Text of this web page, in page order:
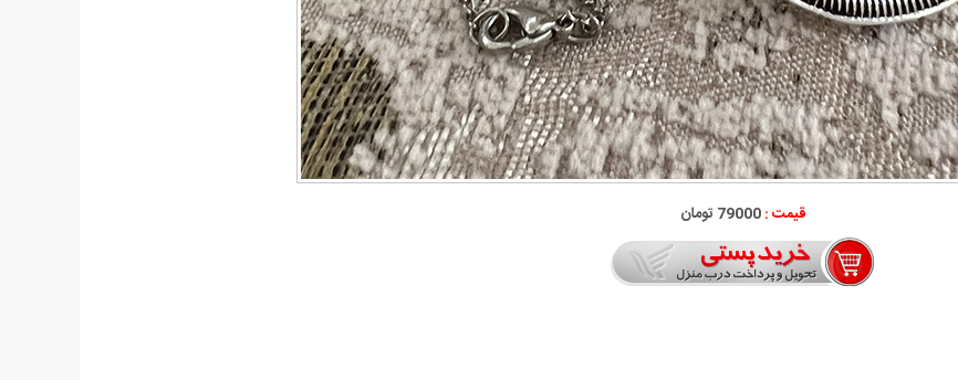
قیمت :79000 تومان